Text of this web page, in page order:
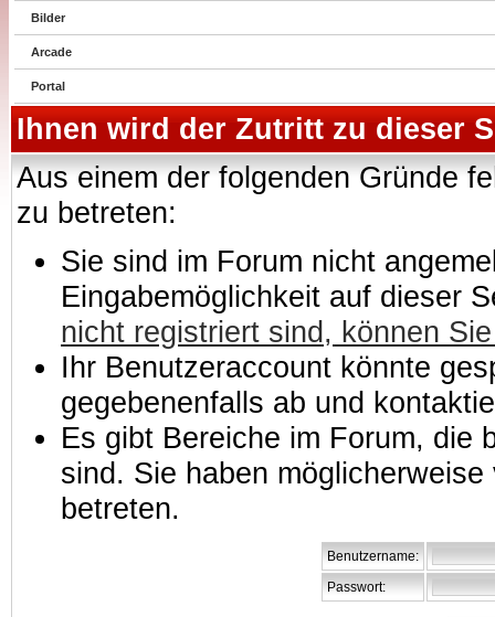
Bilder
Arcade
Portal
Ihnen wird der Zutritt zu dieser
Aus einem der folgenden Gründe
zu betreten:
Sie sind im Forum nicht
Eingabemöglichkeit auf dieser
nicht registriert sind, können
Ihr Benutzeraccount könnte
gegebenenfalls ab und
Es gibt Bereiche im Forum, die
sind. Sie haben
betreten.
Benutzername:
Passwort: